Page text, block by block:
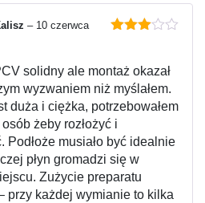
– 10 czerwca
solidny ale montaż okazał
wyzwaniem niż myślałem.
duża i ciężka, potrzebowałem
żeby rozłożyć i
Podłoże musiało być idealnie
płyn gromadzi się w
Zużycie preparatu
przy każdej wymianie to kilka